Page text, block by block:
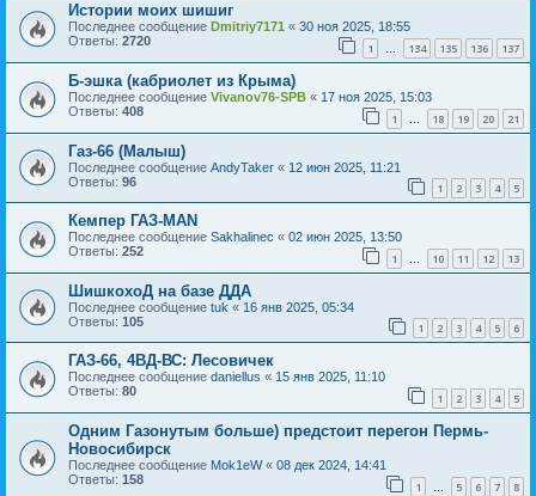
Истории моих шишиг
Последнее сообщение Dmitriy7171 « 30 ноя 2025, 18:55
Ответы: 2720 1 … 134 135 136 137
Б-эшка (кабриолет из Крыма)
Последнее сообщение Vivanov76-SPB « 17 ноя 2025, 15:03
Ответы: 408 1 … 18 19 20 21
Газ-66 (Малыш)
Последнее сообщение AndyTaker « 12 июн 2025, 11:21
Ответы: 96 1 2 3 4 5
Кемпер ГАЗ-MAN
Последнее сообщение Sakhalinec « 02 июн 2025, 13:50
Ответы: 252 1 … 10 11 12 13
ШишкохоД на базе ДДА
Последнее сообщение tuk « 16 янв 2025, 05:34
Ответы: 105 1 2 3 4 5 6
ГАЗ-66, 4ВД-ВС: Лесовичек
Последнее сообщение daniellus « 15 янв 2025, 11:10
Ответы: 80 1 2 3 4 5
Одним Газонутым больше) предстоит перегон Пермь-
Новосибирск
Последнее сообщение Mok1eW« 08 дек 2024, 14:41
Ответы: 158 1 … 5 6 7 8